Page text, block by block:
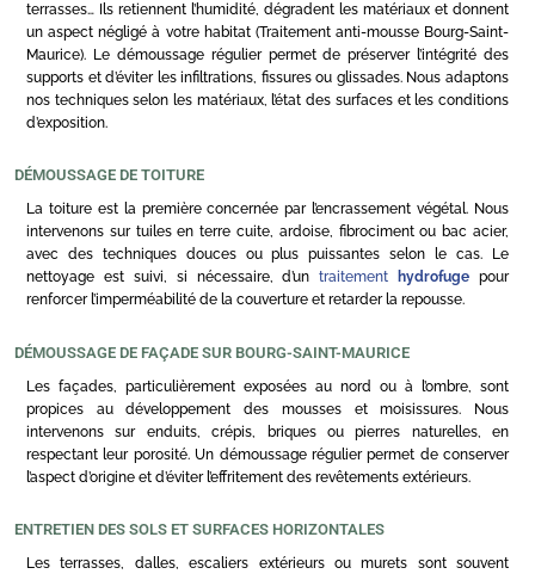
terrasses… Ils retiennent l’humidité, dégradent les matériaux et donnent
un aspect négligé à votre habitat (Traitement anti-mousse Bourg-Saint-
Maurice). Le démoussage régulier permet de préserver l’intégrité des
supports et d’éviter les infiltrations, fissures ou glissades. Nous adaptons
nos techniques selon les matériaux, l’état des surfaces et les conditions
d’exposition.
DÉMOUSSAGE DE TOITURE
La toiture est la première concernée par l’encrassement végétal. Nous
intervenons sur tuiles en terre cuite, ardoise, fibrociment ou bac acier,
avec des techniques douces ou plus puissantes selon le cas. Le
nettoyage est suivi, si nécessaire, d’untraitement hydrofuge pour
renforcer l’imperméabilité de la couverture et retarder la repousse.
DÉMOUSSAGE DE FAÇADE SUR BOURG-SAINT-MAURICE
Les façades, particulièrement exposées au nord ou à l’ombre, sont
propices au développement des mousses et moisissures. Nous
intervenons sur enduits, crépis, briques ou pierres naturelles, en
respectant leur porosité. Un démoussage régulier permet de conserver
l’aspect d’origine et d’éviter l’effritement des revêtements extérieurs.
ENTRETIEN DES SOLS ET SURFACES HORIZONTALES
Les terrasses, dalles, escaliers extérieurs ou murets sont souvent